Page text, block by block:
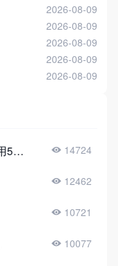
2026-08-09
2026-08-09
2026-08-09
2026-08-09
2026-08-09
NameCheap注册的域名如何使用51DNS？ 14724
12462
10721
10077